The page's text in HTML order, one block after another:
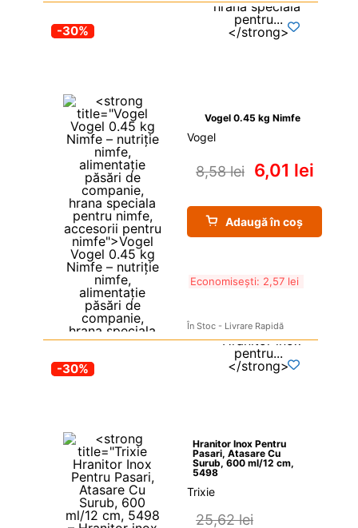
-30%
Vogel 0.45 kg Nimfe
Vogel
8,58 lei 6,01 lei
Adaugă în coș
Economisești: 2,57 lei
În Stoc - Livrare Rapidă
-30%
Hranitor Inox Pentru
Pasari, Atasare Cu
Surub, 600 ml/12 cm,
5498
Trixie
25,62 lei